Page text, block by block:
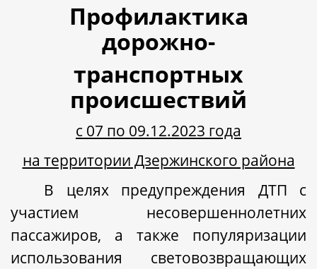
Профилактика
дорожно-
транспортных
происшествий
с 07 по 09.12.2023 года
на территории Дзержинского района
В целях предупреждения ДТП с
участием несовершеннолетних
пассажиров, а также популяризации
использования световозвращающих